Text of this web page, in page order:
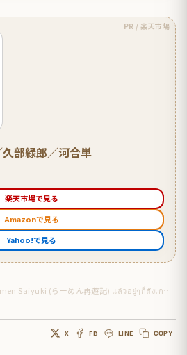
PR / 楽天市場
部緑郎／河合単
楽天市場で見る
Amazonで見る
Yahoo!で見る
มีชาวทวิตญี่ปุ่นอ่านมังงะเรื่อง Ramen Saiyuki (らーめん再遊記) แล้วอยู่ๆก็สังเกตเห็นว่ามันมีการจัดช่องแปลกๆ
X FB LINE COPY